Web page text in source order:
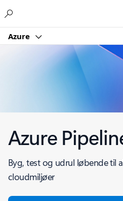
Azure
Azure
Byg, test og udrul løbende til
cloudmiljøer